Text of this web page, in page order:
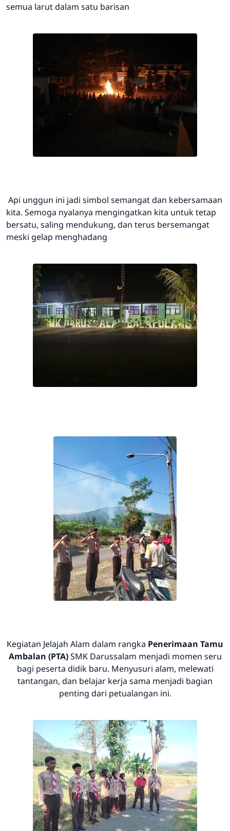
semua larut dalam satu barisan
Api unggun ini jadi simbol semangat dan kebersamaan
kita. Semoga nyalanya mengingatkan kita untuk tetap
bersatu, saling mendukung, dan terus bersemangat
meski gelap menghadang
Kegiatan Jelajah Alam dalam rangka Penerimaan Tamu
Ambalan (PTA)SMK Darussalam menjadi momen seru
bagi peserta didik baru. Menyusuri alam, melewati
tantangan, dan belajar kerja sama menjadi bagian
penting dari petualangan ini.